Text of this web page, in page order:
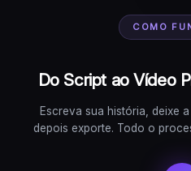
COMO
Do Script ao Vídeo
Escreva sua história, deixe
depois exporte. Todo o